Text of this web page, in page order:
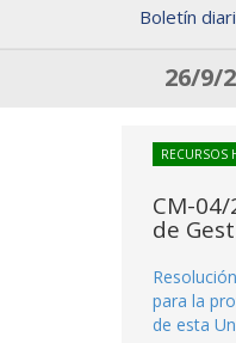
Boletín
26/9/
RECURSOS
CM-
de
para la
de esta